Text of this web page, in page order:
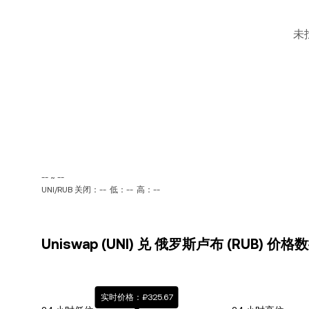
未
-- ~ --
UNI/RUB 关闭：-- 低：-- 高：--
Uniswap (UNI) 兑 俄罗斯卢布 (RUB) 价格
实时价格：₽325.67